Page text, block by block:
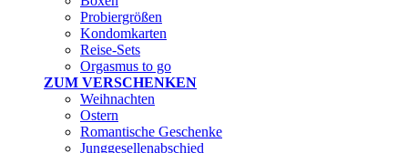
Probiergrößen
Kondomkarten
Reise-Sets
Orgasmus to go
ZUM VERSCHENKEN
Weihnachten
Ostern
Romantische Geschenke
Junggesellenabschied